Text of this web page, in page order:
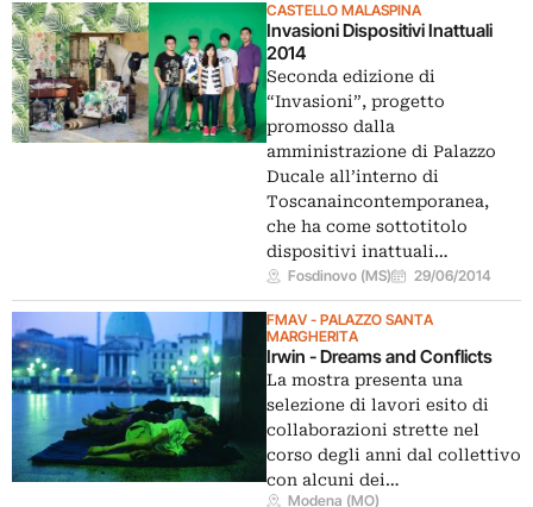
CASTELLO MALASPINA
Invasioni Dispositivi Inattuali
2014
Seconda edizione di
“Invasioni”, progetto
promosso dalla
amministrazione di Palazzo
Ducale all’interno di
Toscanaincontemporanea,
che ha come sottotitolo
dispositivi inattuali…
Fosdinovo (MS) 29/06/2014
FMAV - PALAZZO SANTA
MARGHERITA
Irwin - Dreams and Conflicts
La mostra presenta una
selezione di lavori esito di
collaborazioni strette nel
corso degli anni dal collettivo
con alcuni dei…
Modena (MO)